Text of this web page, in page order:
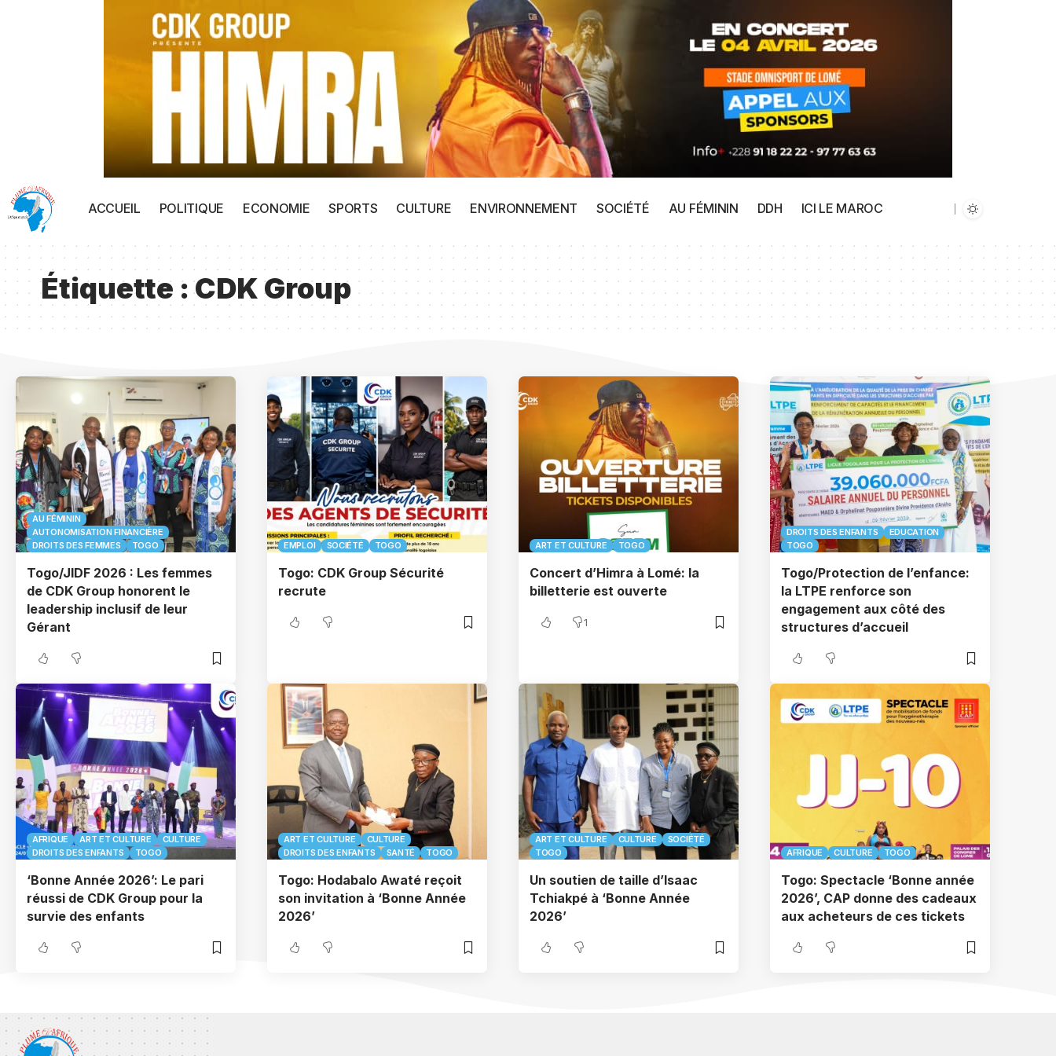
ACCUEIL POLITIQUE ECONOMIE SPORTS CULTURE ENVIRONNEMENT SOCIÉTÉ AU FÉMININ DDH ICI LE MAROC
Étiquette :CDK Group
AU FÉMININ
AUTONOMISATION FINANCIÈRE
DROITS DES FEMMES
TOGO
Togo/JIDF 2026 : Les femmes
de CDK Group honorent le
leadership inclusif de leur
Gérant
EMPLOI SOCIÉTÉ TOGO
Togo: CDK Group Sécurité
recrute
ART ET CULTURE TOGO
Concert d’Himra à Lomé: la
billetterie est ouverte
1
DROITS DES ENFANTS
EDUCATION
TOGO
Togo/Protection de l’enfance:
la LTPE renforce son
engagement aux côté des
structures d’accueil
AFRIQUE ART ET CULTURE
CULTURE
DROITS DES ENFANTS
TOGO
‘Bonne Année 2026’: Le pari
réussi de CDK Group pour la
survie des enfants
ART ET CULTURE
CULTURE
DROITS DES ENFANTS
SANTÉ TOGO
Togo: Hodabalo Awaté reçoit
son invitation à ‘Bonne Année
2026’
ART ET CULTURE CULTURE
SOCIÉTÉ
TOGO
Un soutien de taille d’Isaac
Tchiakpé à ‘Bonne Année
2026’
AFRIQUE CULTURE TOGO
Togo: Spectacle ‘Bonne année
2026’, CAP donne des cadeaux
aux acheteurs de ces tickets